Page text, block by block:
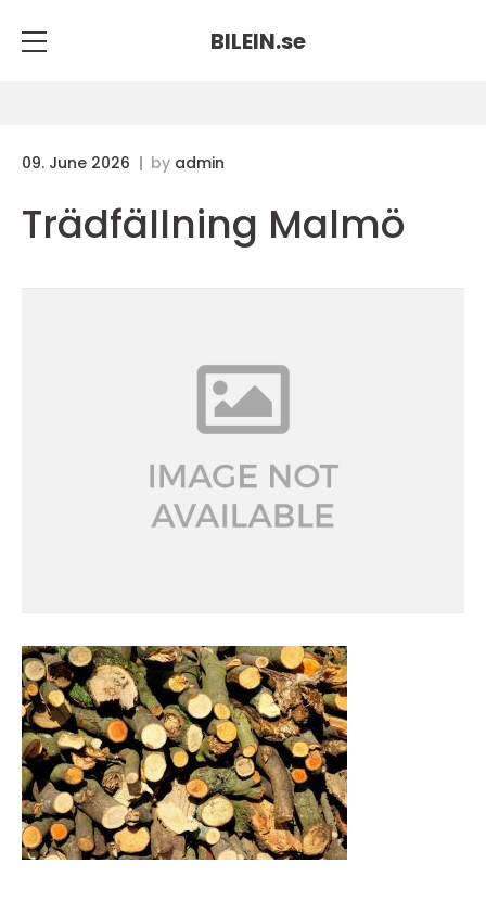
BILEIN.se
09. June 2026 by admin
Trädfällning Malmö